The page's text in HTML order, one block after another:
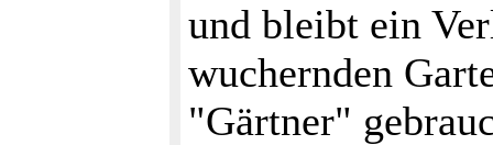
und bleibt ein
wuchernden
"Gärtner"